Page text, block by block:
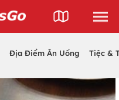
Địa Điểm Ăn Uống Tiệc &